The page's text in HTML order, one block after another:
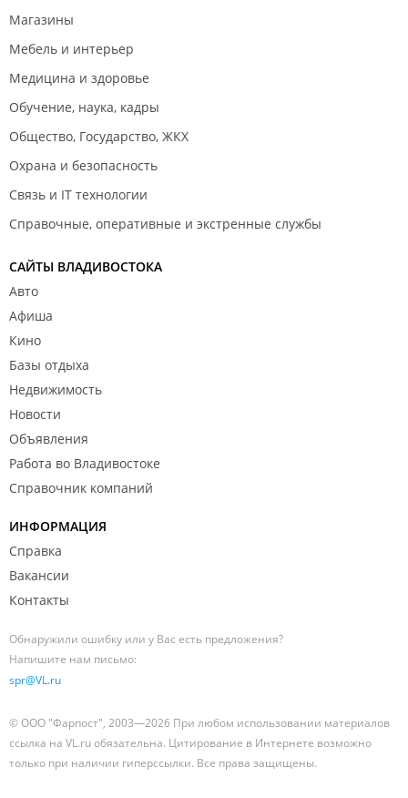
Магазины
Мебель и интерьер
Медицина и здоровье
Обучение, наука, кадры
Общество, Государство, ЖКХ
Охрана и безопасность
Связь и IT технологии
Справочные, оперативные и экстренные службы
САЙТЫ ВЛАДИВОСТОКА
Авто
Афиша
Кино
Базы отдыха
Недвижимость
Новости
Объявления
Работа во Владивостоке
Справочник компаний
ИНФОРМАЦИЯ
Справка
Вакансии
Контакты
Обнаружили ошибку или у Вас есть предложения?
Напишите нам письмо:
spr@VL.ru
© ООО "Фарпост", 2003—2026 При любом использовании материалов
ссылка на VL.ru обязательна. Цитирование в Интернете возможно
только при наличии гиперссылки. Все права защищены.